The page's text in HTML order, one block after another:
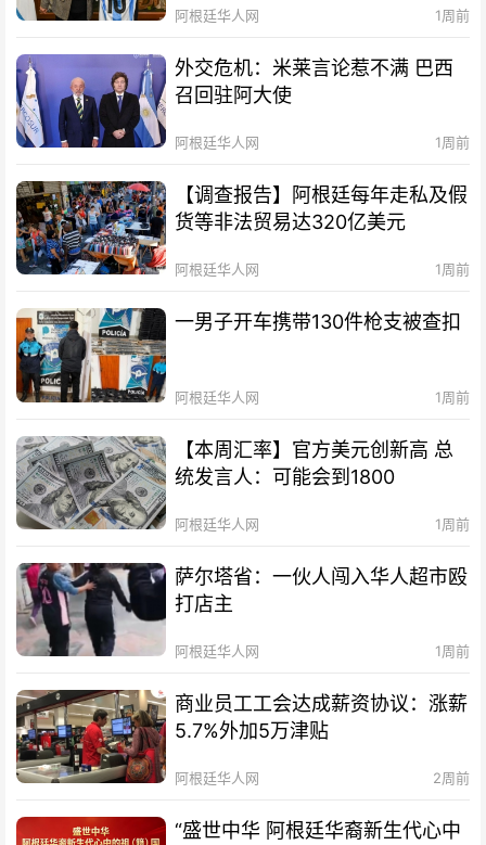
阿根廷华人网 1周前
外交危机：米莱言论惹不满 巴西
召回驻阿大使
阿根廷华人网 1周前
【调查报告】阿根廷每年走私及假
货等非法贸易达320亿美元
阿根廷华人网 1周前
一男子开车携带130件枪支被查扣
阿根廷华人网 1周前
【本周汇率】官方美元创新高 总
统发言人：可能会到1800
阿根廷华人网 1周前
萨尔塔省：一伙人闯入华人超市殴
打店主
阿根廷华人网 1周前
商业员工工会达成薪资协议：涨薪
5.7%外加5万津贴
阿根廷华人网 2周前
“盛世中华 阿根廷华裔新生代心中